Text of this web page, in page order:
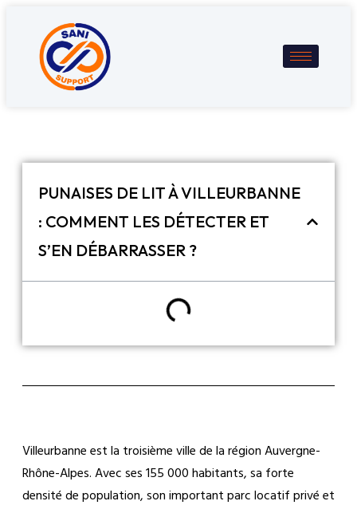
PUNAISES DE LIT À VILLEURBANNE
: COMMENT LES DÉTECTER ET
S’EN DÉBARRASSER ?
Villeurbanne est la troisième ville de la région Auvergne-
Rhône-Alpes. Avec ses 155 000 habitants, sa forte
densité de population, son important parc locatif privé et